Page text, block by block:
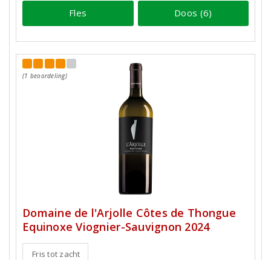
Fles Doos (6)
(1 beoordeling)
Domaine de l'Arjolle Côtes de Thongue
Equinoxe Viognier-Sauvignon 2024
Fris tot zacht